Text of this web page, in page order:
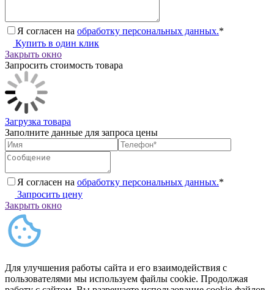
Я согласен на обработку персональных данных.*
Купить в один клик
Закрыть окно
Запросить стоимость товара
Загрузка товара
Заполните данные для запроса цены
Я согласен на обработку персональных данных.*
Запросить цену
Закрыть окно
Для улучшения работы сайта и его взаимодействия с
пользователями мы используем файлы cookie. Продолжая